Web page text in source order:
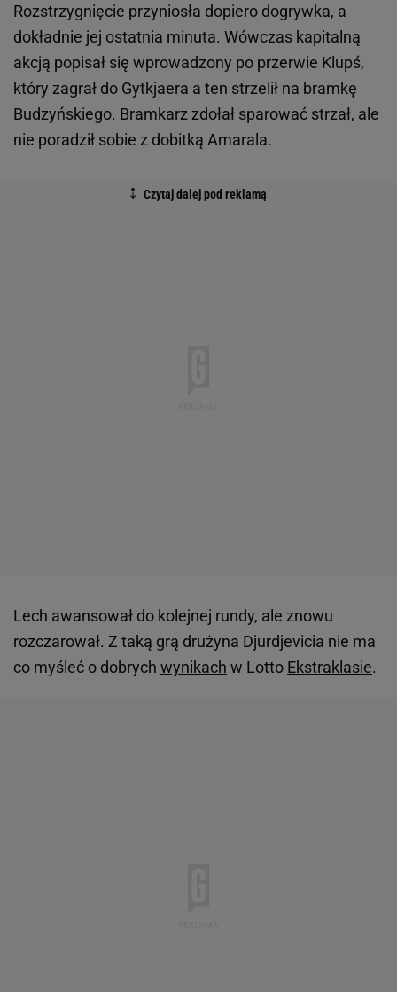
Rozstrzygnięcie przyniosła dopiero dogrywka, a
dokładnie jej ostatnia minuta. Wówczas kapitalną
akcją popisał się wprowadzony po przerwie Klupś,
który zagrał do Gytkjaera a ten strzelił na bramkę
Budzyńskiego. Bramkarz zdołał sparować strzał, ale
nie poradził sobie z dobitką Amarala.
Lech awansował do kolejnej rundy, ale znowu
rozczarował. Z taką grą drużyna Djurdjevicia nie ma
co myśleć o dobrych wynikach w Lotto Ekstraklasie.